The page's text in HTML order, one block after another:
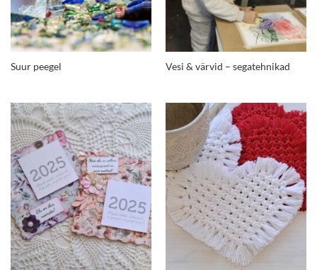
Suur peegel Vesi & värvid – segatehnikad